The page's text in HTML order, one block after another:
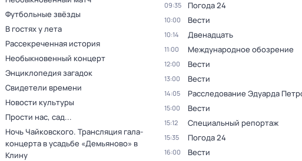
Футбольные звёзды
В гостях у лета
Рассекреченная история
Необыкновенный концерт
Энциклопедия загадок
Свидетели времени
Новости культуры
Прости нас, сад...
Ночь Чайковского. Трансляция гала-
концерта в усадьбе «Демьяново» в
Клину
09:35 Погода 24
10:00 Вести
10:14 Двенадцать
11:00 Международное обозрение
12:00 Вести
13:00 Вести
14:05 Расследование Эдуарда
15:00 Вести
15:12 Специальный репортаж
15:35 Погода 24
16:00 Вести